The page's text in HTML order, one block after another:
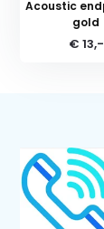
Acoustic
gold
€ 13,-